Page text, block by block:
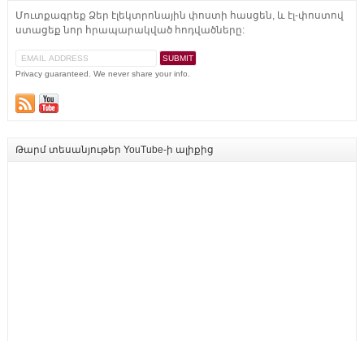
Մուտքագրեք Ձեր էլեկտրոնային փոստի հասցեն, և էլ-փոստով
ստացեք նոր հրապարակված հոդվածները:
Privacy guaranteed. We never share your info.
Թարմ տեսանյութեր YouTube-ի ալիքից